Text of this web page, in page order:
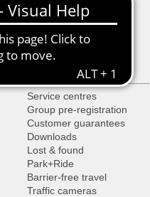
Buying Tickets
Special tickets
Service centres
Group pre-registration
Customer guarantees
Downloads
Lost & found
Park+Ride
Barrier-free travel
Traffic cameras